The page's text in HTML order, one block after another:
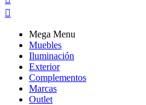

Mega Menu
Muebles
Iluminación
Exterior
Complementos
Marcas
Outlet